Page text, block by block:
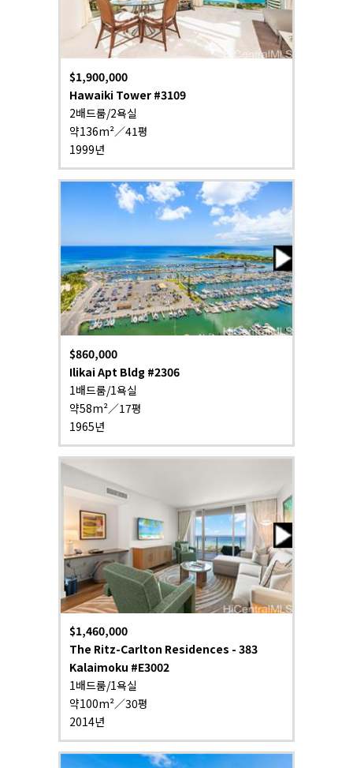
$1,900,000
Hawaiki Tower #3109
2배드룸/2욕실
약136m²／41평
1999년
$860,000
Ilikai Apt Bldg #2306
1배드룸/1욕실
약58m²／17평
1965년
$1,460,000
The Ritz-Carlton Residences - 383
Kalaimoku #E3002
1배드룸/1욕실
약100m²／30평
2014년